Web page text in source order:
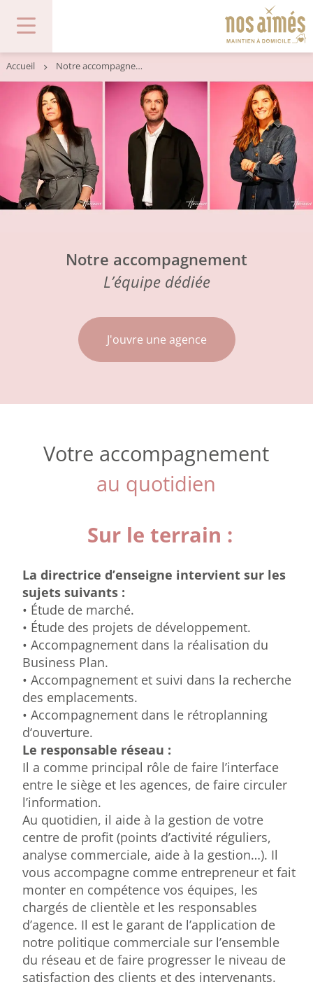
Accueil Notre accompagnement
Notre accompagnement
L’équipe dédiée
J'ouvre une agence
Votre accompagnement
au quotidien
Sur le terrain :
La directrice d’enseigne intervient sur les
sujets suivants :
• Étude de marché.
• Étude des projets de développement.
• Accompagnement dans la réalisation du
Business Plan.
• Accompagnement et suivi dans la recherche
des emplacements.
• Accompagnement dans le rétroplanning
d‘ouverture.
Le responsable réseau :
Il a comme principal rôle de faire l’interface
entre le siège et les agences, de faire circuler
l’information.
Au quotidien, il aide à la gestion de votre
centre de profit (points d’activité réguliers,
analyse commerciale, aide à la gestion…). Il
vous accompagne comme entrepreneur et fait
monter en compétence vos équipes, les
chargés de clientèle et les responsables
d’agence. Il est le garant de l’application de
notre politique commerciale sur l’ensemble
du réseau et de faire progresser le niveau de
satisfaction des clients et des intervenants.